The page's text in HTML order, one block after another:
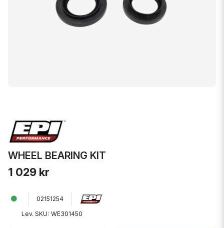
WHEEL BEARING KIT
1 029 kr
02151254
Lev. SKU: WE301450